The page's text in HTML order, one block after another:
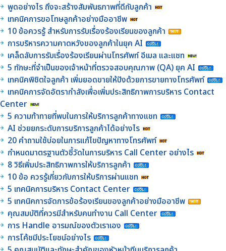
พูดอย่างไร ถึงจะสร้างสัมพันธภาพที่ดีกับลูกค้า
เทคนิคการขอโทษลูกค้าอย่างมืออาชีพ
10 ข้อควรรู้ สำหรับการรับเรื่องร้องเรียนของลูกค้า
การบริหารความคาดหวังของลูกค้าในยุค AI
เคล็ดลับการรับเรื่องร้องเรียนผ่านโทรศัพท์ อีเมล และแชท
5 ทักษะที่จำเป็นของเจ้าหน้าที่ตรวจสอบคุณภาพ (QA) ยุค AI
เทคนิคพิชิตใจลูกค้า เพิ่มยอดขายให้ปังด้วยการขายทางโทรศัพท์
เทคนิคการจัดอัตรากำลังเพื่อเพิ่มประสิทธิภาพการบริหาร Contact
Center
5 ความท้าทายที่พบในการให้บริการลูกค้าทางแชท
AI ช่วยยกระดับการบริการลูกค้าได้อย่างไร
20 คำถามใช้บ่อยในการแก้ไขปัญหาทางโทรศัพท์
กำหนดมาตรฐานตัวชี้วัดในการบริหาร Call Center อย่างไร
8 วิธีเพิ่มประสิทธิภาพการให้บริการลูกค้า
10 ข้อ ควรรู้เกี่ยวกับการให้บริการผ่านแชท
5 เทคนิคการบริหาร Contact Center
5 เทคนิคการจัดการข้อร้องเรียนของลูกค้าอย่างมืออาชีพ
คุณสมบัติที่ควรมีสำหรับคนทำงาน Call Center
การ Handle อารมณ์ของตัวเราเอง
การโค้ชมีประโยชน์อย่างไร